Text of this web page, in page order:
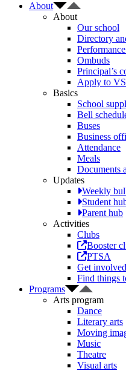
About
About
Our school
Directory
Ombuds
Principal’s
Apply to
Basics
School
Bell
Buses
Business
Attendance
Meals
Documents
Updates
Weekly
Student
Parent hub
Activities
Clubs
Booster
PTSA
Get involved
Find things
Programs
Arts program
Dance
Literary arts
Moving
Music
Theatre
Visual arts